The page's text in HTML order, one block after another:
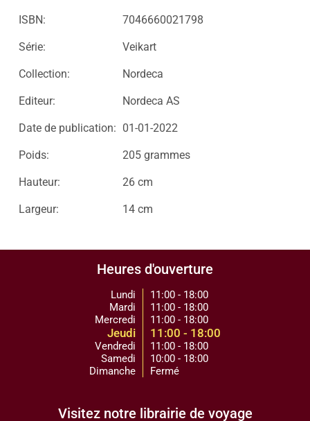
ISBN: 7046660021798
Série: Veikart
Collection: Nordeca
Editeur: Nordeca AS
Date de publication: 01-01-2022
Poids: 205 grammes
Hauteur: 26 cm
Largeur: 14 cm
Heures d'ouverture
Lundi
Mardi
Mercredi
Jeudi
Vendredi
Samedi
Dimanche
11:00 - 18:00
11:00 - 18:00
11:00 - 18:00
11:00 - 18:00
11:00 - 18:00
10:00 - 18:00
Fermé
Visitez notre librairie de voyage